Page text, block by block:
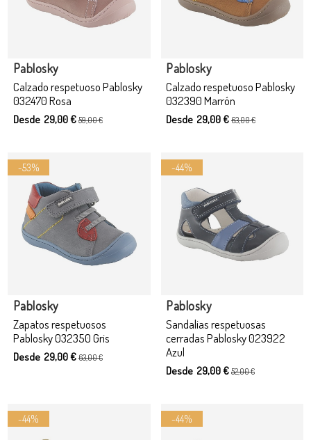
Calzado respetuoso Pablosky
032470 Rosa
Pablosky
Desde 29,00 €59,00 €
Calzado respetuoso Pablosky
032390 Marrón
Pablosky
Desde 29,00 € 63,00 €
-53%
Zapatos respetuosos
Pablosky 032350 Gris
Pablosky
Desde 29,00 €63,00 €
-44%
Sandalias respetuosas
cerradas Pablosky 023922
Azul
Pablosky
Desde 29,00 € 52,00 €
-44% -44%